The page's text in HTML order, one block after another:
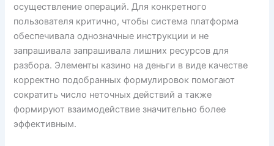
осуществление операций. Для конкретного
пользователя критично, чтобы система платформа
обеспечивала однозначные инструкции и не
запрашивала запрашивала лишних ресурсов для
разбора. Элементы казино на деньги в виде качестве
корректно подобранных формулировок помогают
сократить число неточных действий а также
формируют взаимодействие значительно более
эффективным.